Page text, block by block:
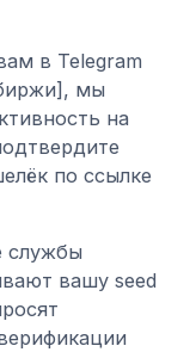
в Telegram
мы
на
по ссылке
службы
вашу seed